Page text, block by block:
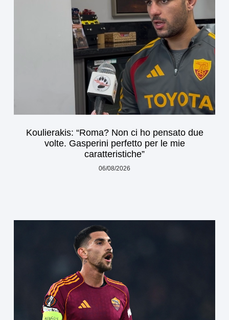
Koulierakis: “Roma? Non ci ho pensato due
volte. Gasperini perfetto per le mie
caratteristiche”
06/08/2026